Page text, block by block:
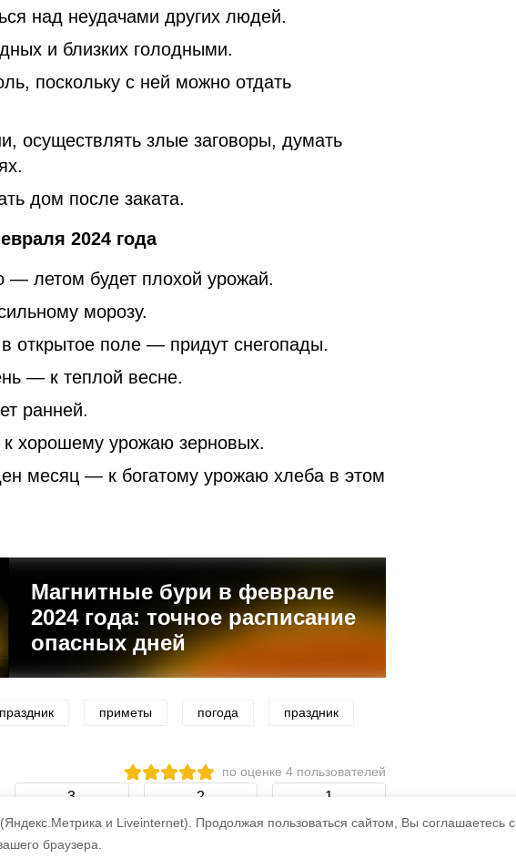
и Liveinternet). Продолжая пользоваться сайтом, Вы соглашаетесь с
браузера.
над неудачами других людей.
и близких голодными.
поскольку с ней можно отдать
осуществлять злые заговоры, думать
дом после заката.
2024 года
— летом будет плохой урожай.
морозу.
открытое поле — придут снегопады.
— к теплой весне.
ранней.
хорошему урожаю зерновых.
месяц — к богатому урожаю хлеба в этом
Магнитные бури в феврале
2024 года: точное расписание
опасных дней
приметы погода праздник
по оценке 4 пользователей
3 2 1